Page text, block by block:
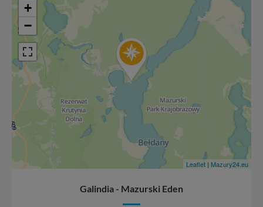
+
−
Leaflet | Mazury24.eu
Galindia - Mazurski Eden